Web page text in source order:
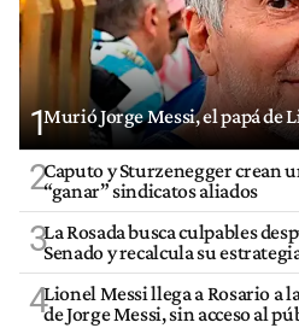
1Murió Jorge Messi, el papá de
2Caputo y Sturzenegger crean
“ganar” sindicatos aliados
3La Rosada busca culpables
Senado y recalcula su
4Lionel Messi llega a Rosario a
de Jorge Messi, sin acceso al